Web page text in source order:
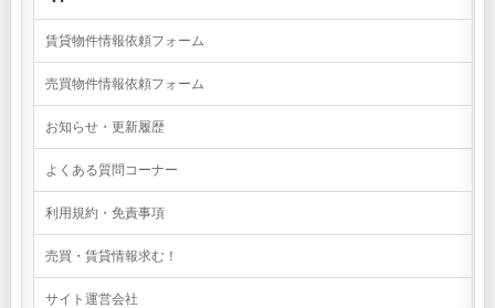
賃貸物件情報依頼フォーム
売買物件情報依頼フォーム
お知らせ・更新履歴
よくある質問コーナー
利用規約・免責事項
売買・賃貸情報求む！
サイト運営会社